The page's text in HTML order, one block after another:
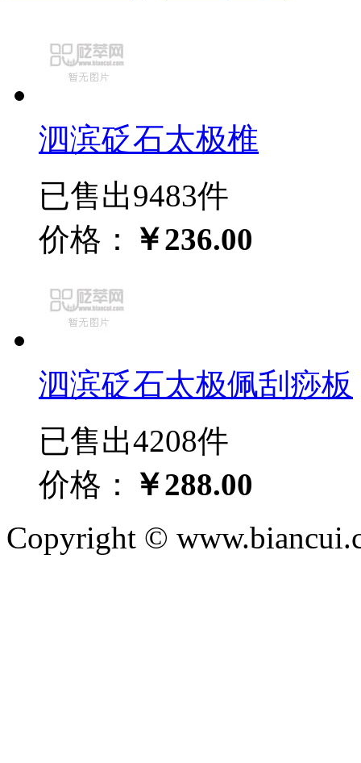
泗滨砭石太极椎
已售出9483件
价格：
￥236.00
泗滨砭石太极佩刮痧板
已售出4208件
价格：
￥288.00
Copyright ©